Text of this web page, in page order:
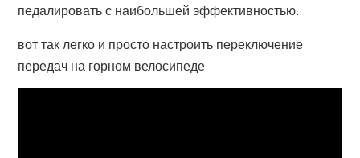
педалировать с наибольшей эффективностью.
вот так легко и просто настроить переключение
передач на горном велосипеде